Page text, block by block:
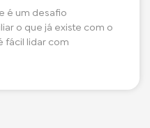
é um desafio
o que já existe com o
fácil lidar com